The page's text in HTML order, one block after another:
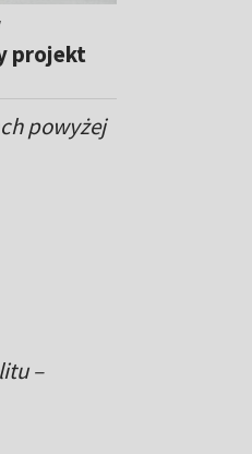
projekt
powyżej
–